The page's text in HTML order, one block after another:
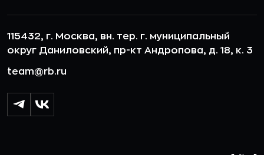
115432, г. Москва, вн. тер. г. муниципальный
округ Даниловский, пр-кт Андропова, д. 18, к. 3
team@rb.ru